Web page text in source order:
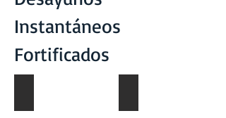
Instantáneos
Fortificados